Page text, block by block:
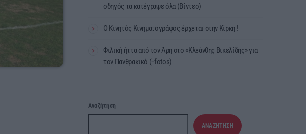
οδηγός τα κατέγραψε όλα (Βίντεο)
Ο Κινητός Κινηματογράφος έρχεται στην Κίρκη !
Φιλική ήττα από τον Άρη στο «Κλεάνθης Βικελίδης» για
τον Πανθρακικό (+fotos)
Αναζήτηση
ΑΝΑΖΉΤΗΣΗ